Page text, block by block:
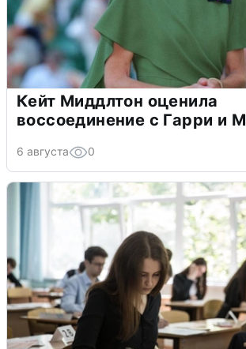
Кейт Миддлтон оценила
воссоединение с Гарри и
6 августа 0